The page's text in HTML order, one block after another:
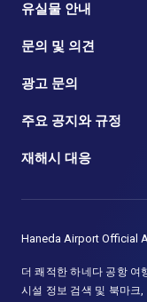
유실물 안내
문의 및 의견
광고 문의
주요 공지와 규정
재해시 대응
Haneda Airport Official
더 쾌적한 하네다 공항 여
시설 정보 검색 및 북마크